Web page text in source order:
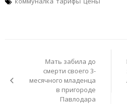
Мать забила до
смерти своего 3-
месячного младенца
в пригороде
Павлодара